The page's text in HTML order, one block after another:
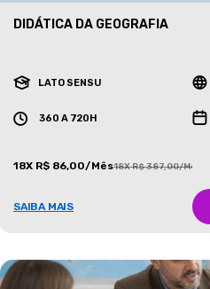
DIDÁTICA DA GEOGRAFIA
LATO SENSU
360 A 720H
18X R$ 86,00/Mês18X R$ 387,00/Mês
SAIBA MAIS